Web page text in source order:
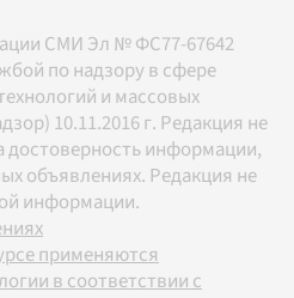
СМИ Эл № ФС77-67642
по надзору в сфере
и массовых
10.11.2016 г. Редакция не
достоверность информации,
объявлениях. Редакция не
информации.
применяются
в соответствии с